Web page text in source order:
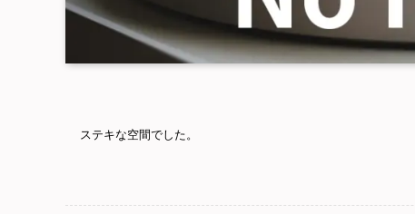
ステキな空間でした。